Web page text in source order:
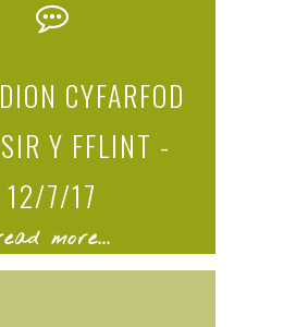
CYFARFOD
Y FFLINT -
12/7/17
more...